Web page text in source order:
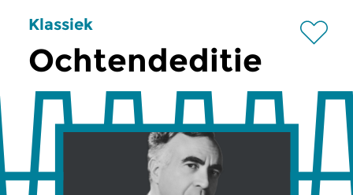
Klassiek
Ochtendeditie